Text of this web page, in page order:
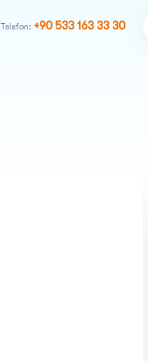
Telefon: +90 533 163 33 30